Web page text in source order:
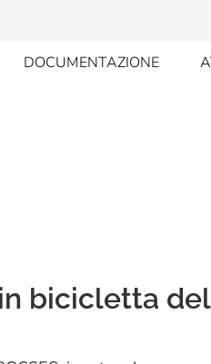
DOCUMENTAZIONE
bicicletta